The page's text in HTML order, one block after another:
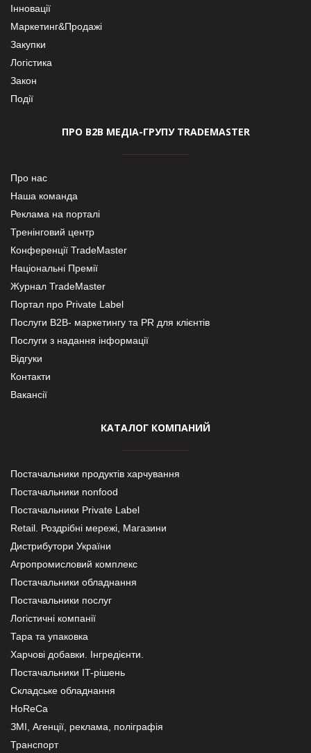
Інновації
Маркетинг&Продажі
Закупки
Логістика
Закон
Події
ПРО В2В МЕДІА-ГРУПУ TRADEMASTER
Про нас
Наша команда
Реклама на порталі
Тренінговий центр
Конференції TradeMaster
Національні Премії
Журнал TradeMaster
Портал про Private Label
Послуги В2В- маркетингу та PR для клієнтів
Послуги з надання інформації
Відгуки
Контакти
Вакансії
КАТАЛОГ КОМПАНИЙ
Постачальники продуктів харчування
Постачальники nonfood
Постачальники Private Label
Retail. Роздрібні мережі, Магазини
Дистрибутори України
Агропромисловий комплекс
Постачальники обладнання
Постачальники послуг
Логістичні компанії
Тара та упаковка
Харчові добавки. Інгредієнти.
Постачальники IT-рішень
Складське обладнання
HoReCa
ЗМІ, Агенції, реклама, поліграфія
Транспорт